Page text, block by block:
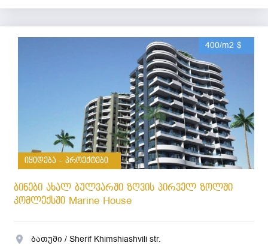
400/m2 $
იყიდება - პროექტები
ბინები ახალ ბულვარში ზღვის პირველ ზოლში
კომლექსში Marine House
ბათუმი / Sherif Khimshiashvili str.